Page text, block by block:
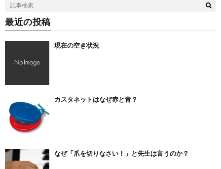
最近の投稿
現在の空き状況
カスタネットはなぜ赤と青？
なぜ「爪を切りなさい！」と先生は言うのか？